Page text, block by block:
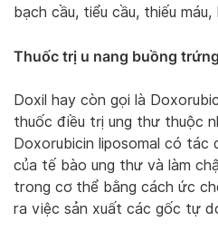
bạch cầu, tiểu cầu, thiếu
Thuốc trị u nang buồng
Doxil hay còn gọi là
thuốc điều trị ung thư thuộc
Doxorubicin liposomal có tác
của tế bào ung thư và làm
trong cơ thể bằng cách ức
ra việc sản xuất các gốc tự